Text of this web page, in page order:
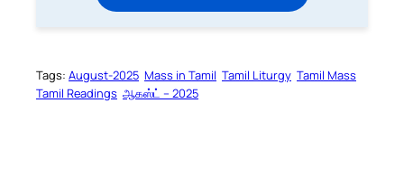
Tags: August-2025 Mass in Tamil Tamil Liturgy Tamil Mass
Tamil Readings ஆகஸ்ட் – 2025